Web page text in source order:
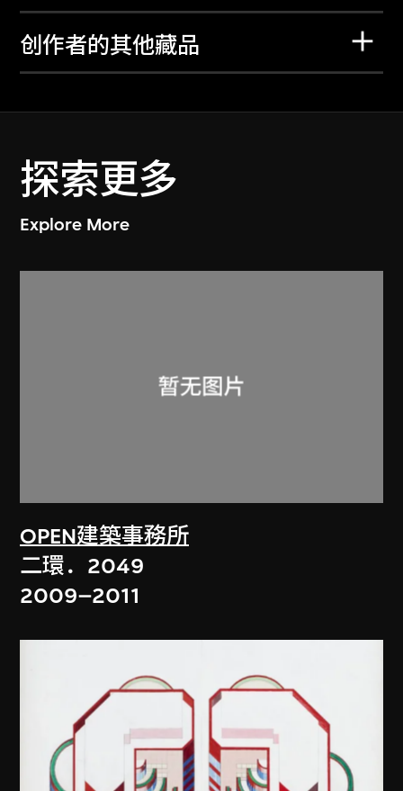
创作者的其他藏品
探索更多
Explore More
OPEN建築事務所
二環．2049
2009–2011